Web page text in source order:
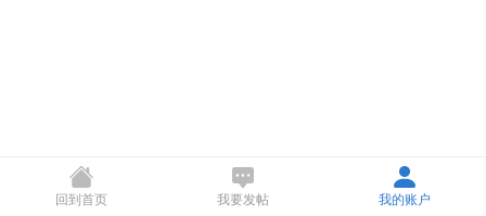
回到首页 我要发帖 我的账户